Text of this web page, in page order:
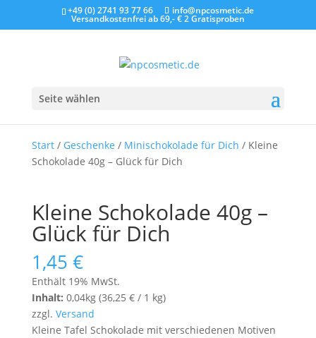
+49 (0) 2741 93 77 66 info@npcosmetic.de
Versandkostenfrei ab 69,- €2 Gratisproben
Seite wählen
Start/ Geschenke / Minischokolade für Dich / Kleine
Schokolade 40g – Glück für Dich
Kleine Schokolade 40g –
Glück für Dich
1,45 €
Enthält 19% MwSt.
Inhalt: 0,04kg (36,25 €/ 1 kg)
zzgl. Versand
Kleine Tafel Schokolade mit verschiedenen Motiven